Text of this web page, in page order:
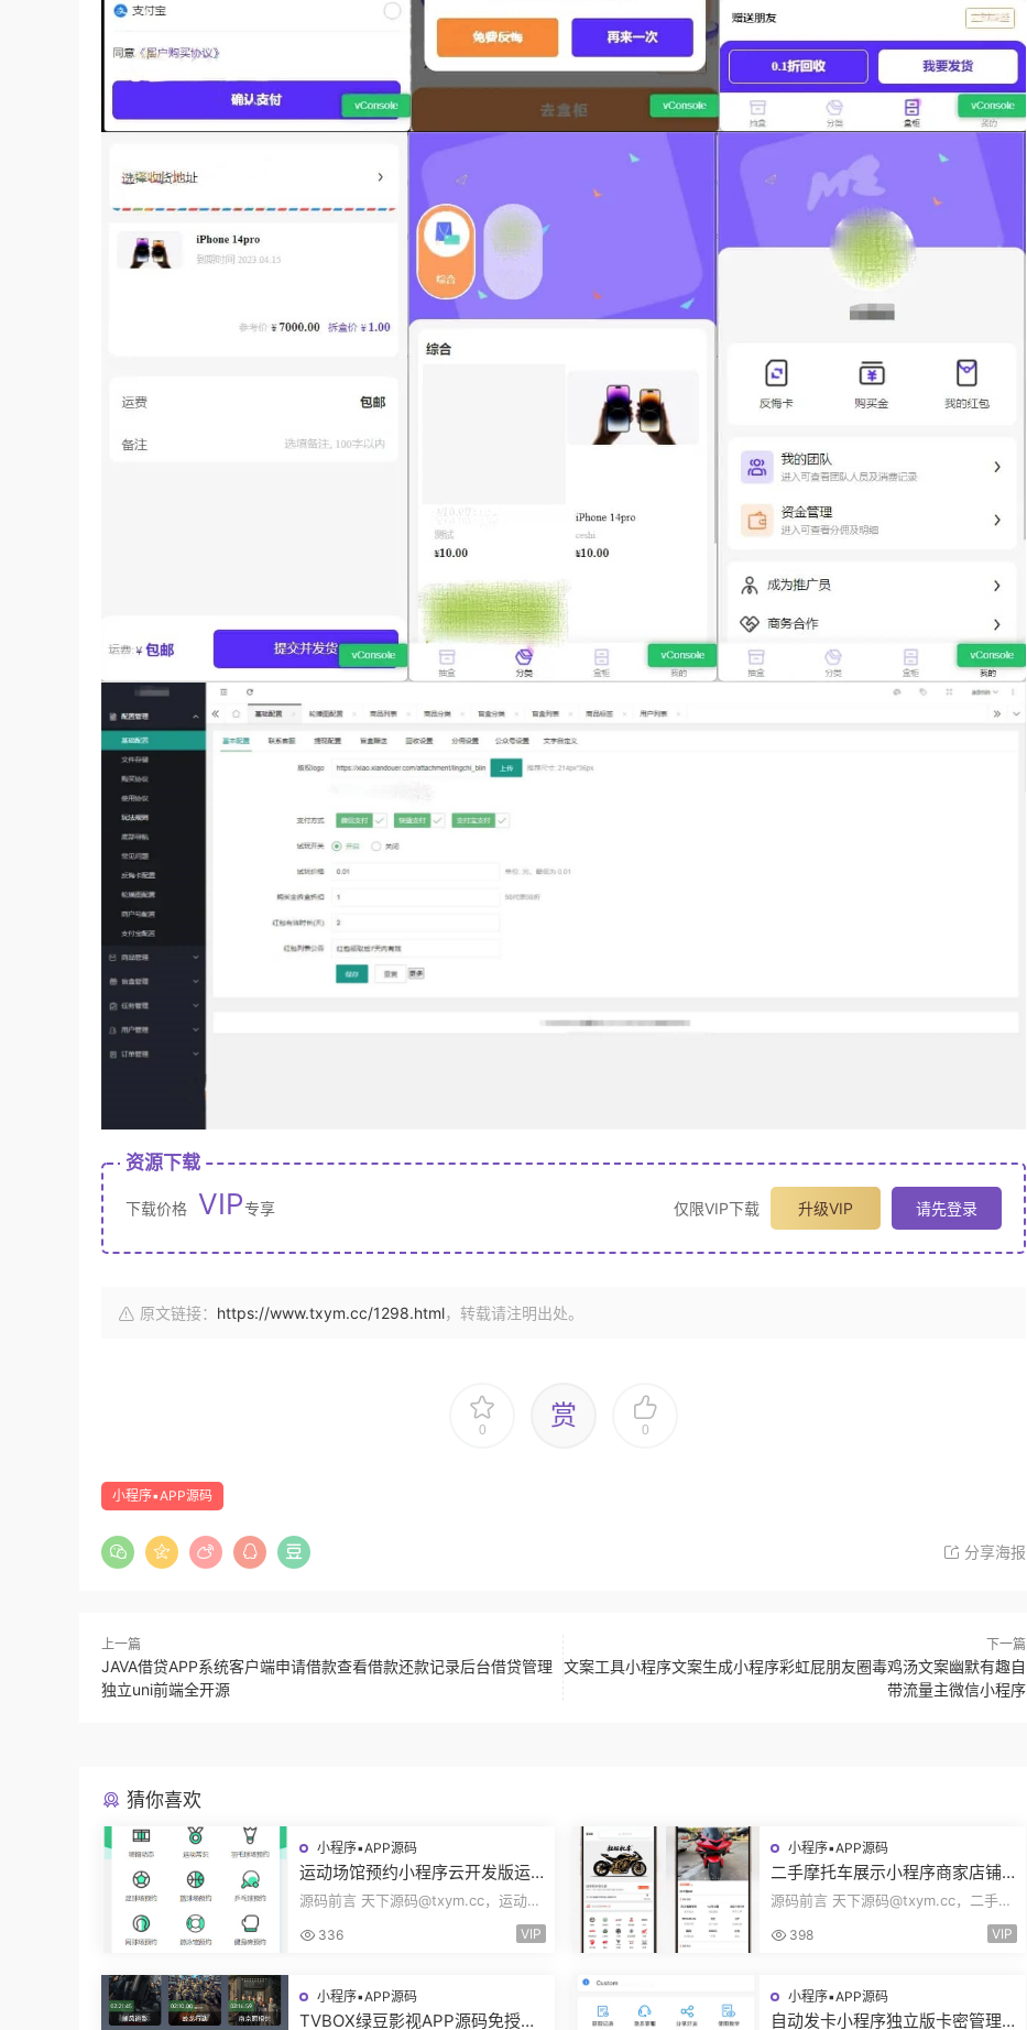
资源下载
下载价格 VIP专享 仅限VIP下载 升级VIP 请先登录
原文链接： https://www.txym.cc/1298.html，转载请注明出处。
0 赏 0
小程序▪APP源码
分享海报
上一篇
JAVA借贷APP系统客户端申请借款查看借款还款记录后台借贷管理
独立uni前端全开源
下一篇
文案工具小程序文案生成小程序彩虹屁朋友圈毒鸡汤文案幽默有趣自
带流量主微信小程序
猜你喜欢
小程序▪APP源码
运动场馆预约小程序云开发版运
动常识场馆动态羽毛球健身房乒
乓球预约管理预约凭证源码
源码前言 天下源码@txym.cc，运动场
馆预约小程序，自带详细的安装使用手
册，大小1...
336 VIP
小程序▪APP源码
二手摩托车展示小程序商家店铺
展示车型品牌管理摩托车信息发
布用户交互联系源码
源码前言 天下源码@txym.cc，二手摩
托车展示小程序源码，自带详细的安装
说明，大...
398 VIP
小程序▪APP源码
TVBOX绿豆影视APP源码免授权
小程序▪APP源码
自动发卡小程序独立版卡密管理